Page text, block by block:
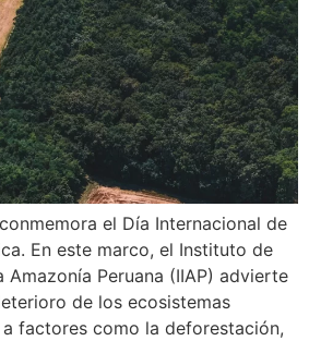
el Día Internacional de
En este marco, el Instituto de
Amazonía Peruana (IIAP) advierte
de los ecosistemas
factores como la deforestación,